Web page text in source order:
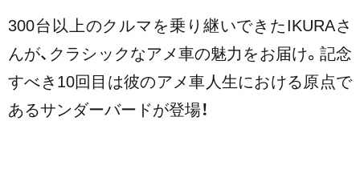
300台以上のクルマを乗り継いできたIKURAさ
んが、クラシックなアメ車の魅力をお届け。記念
すべき10回目は彼のアメ車人生における原点で
あるサンダーバードが登場！